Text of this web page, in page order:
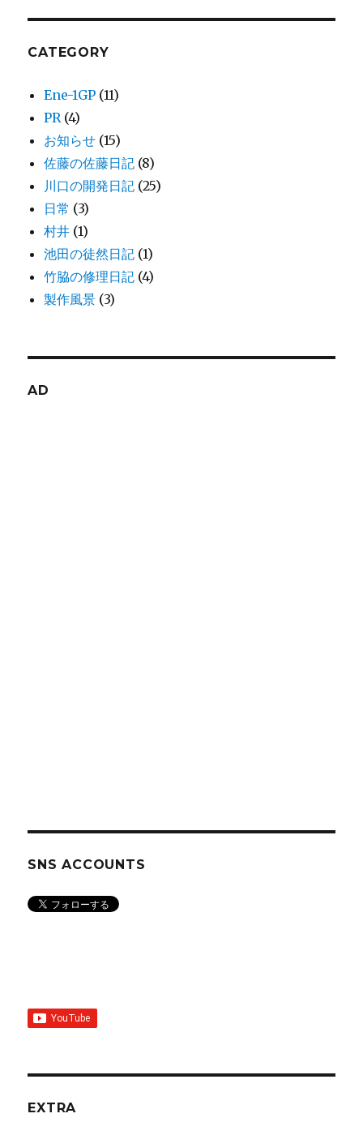
CATEGORY
Ene-1GP (11)
PR (4)
お知らせ (15)
佐藤の佐藤日記 (8)
川口の開発日記 (25)
日常 (3)
村井 (1)
池田の徒然日記 (1)
竹脇の修理日記 (4)
製作風景 (3)
AD
SNS ACCOUNTS
EXTRA